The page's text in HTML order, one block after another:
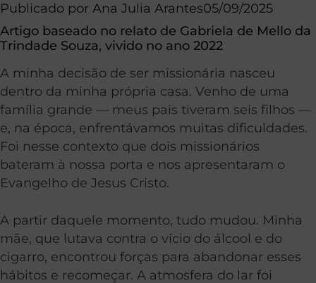
Publicado por Ana Julia Arantes05/09/2025
Artigo baseado no relato de Gabriela de Mello da
Trindade Souza, vivido no ano 2022
A minha decisão de ser missionária nasceu
dentro da minha própria casa. Venho de uma
família grande — meus pais tiveram seis filhos —
e, na época, enfrentávamos muitas dificuldades.
Foi nesse contexto que dois missionários
bateram à nossa porta e nos apresentaram o
Evangelho de Jesus Cristo.
A partir daquele momento, tudo mudou. Minha
mãe, que lutava contra o vício do álcool e do
cigarro, encontrou forças para abandonar esses
hábitos e recomeçar. A atmosfera do lar foi